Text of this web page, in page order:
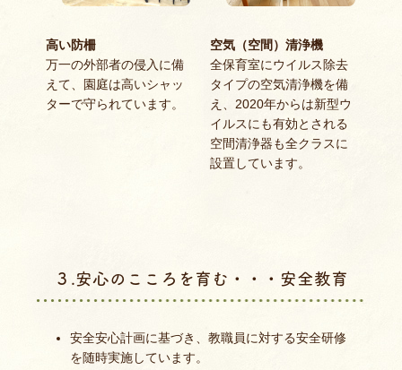
高い防柵
万一の外部者の侵入に備
えて、園庭は高いシャッ
ターで守られています。
空気（空間）清浄機
全保育室にウイルス除去
タイプの空気清浄機を備
え、2020年からは新型ウ
イルスにも有効とされる
空間清浄器も全クラスに
設置しています。
３.安心のこころを育む・・・安全教育
安全安心計画に基づき、教職員に対する安全研修
を随時実施しています。